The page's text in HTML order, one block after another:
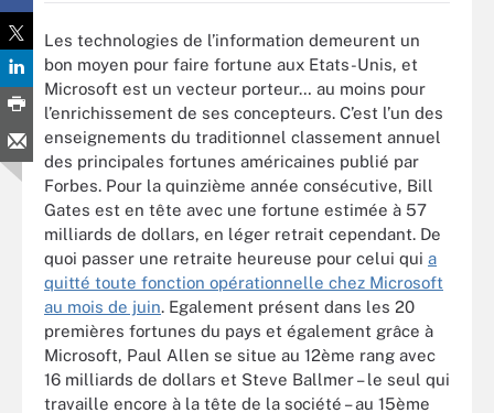
Les technologies de l’information demeurent un
bon moyen pour faire fortune aux Etats-Unis, et
Microsoft est un vecteur porteur… au moins pour
l’enrichissement de ses concepteurs. C’est l’un des
enseignements du traditionnel classement annuel
des principales fortunes américaines publié par
Forbes. Pour la quinzième année consécutive, Bill
Gates est en tête avec une fortune estimée à 57
milliards de dollars, en léger retrait cependant. De
quoi passer une retraite heureuse pour celui qui a
quitté toute fonction opérationnelle chez Microsoft
au mois de juin. Egalement présent dans les 20
premières fortunes du pays et également grâce à
Microsoft, Paul Allen se situe au 12ème rang avec
16 milliards de dollars et Steve Ballmer – le seul qui
travaille encore à la tête de la société – au 15ème